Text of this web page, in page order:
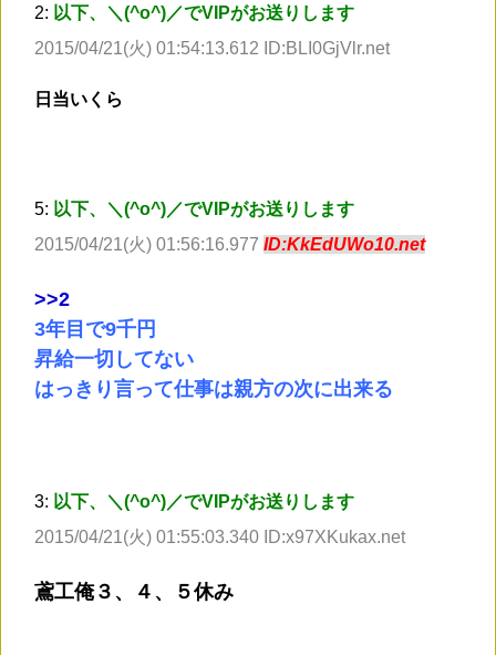
2: 以下、＼(^o^)／でVIPがお送りします
2015/04/21(火) 01:54:13.612 ID:BLI0GjVlr.net
日当いくら
5: 以下、＼(^o^)／でVIPがお送りします
2015/04/21(火) 01:56:16.977 ID:KkEdUWo10.net
>>2
3年目で9千円
昇給一切してない
はっきり言って仕事は親方の次に出来る
3: 以下、＼(^o^)／でVIPがお送りします
2015/04/21(火) 01:55:03.340 ID:x97XKukax.net
鳶工俺３、４、５休み